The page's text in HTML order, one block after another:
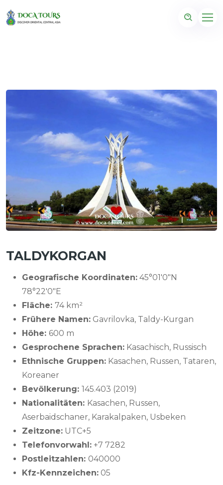
TALDYKORGAN
Geografische Koordinaten: 45°01′0″N
78°22′0″E
Fläche: 74 km²
Frühere Namen: Gavrilovka, Taldy-Kurgan
Höhe: 600 m
Gesprochene Sprachen: Kasachisch, Russisch
Ethnische Gruppen: Kasachen, Russen, Tataren,
Koreaner
Bevölkerung: 145.403 (2019)
Nationalitäten: Kasachen, Russen,
Aserbaidschaner, Karakalpaken, Usbeken
Zeitzone: UTC+5
Telefonvorwahl: +7 7282
Postleitzahlen: 040000
Kfz-Kennzeichen: 05